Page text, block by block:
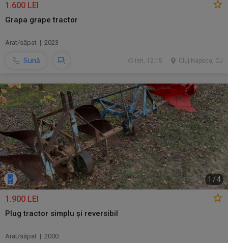
1.600 LEI
Grapa grape tractor
Arat/săpat | 2023
Sună Cluj-Napoca, CJ
ieri, 12:15
1 /4
1.900 LEI
Plug tractor simplu și reversibil
Arat/săpat | 2000